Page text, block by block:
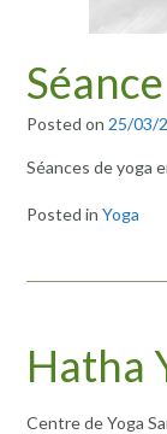
Posted on 25/03/
Séances de yoga
Posted in Yoga
Hatha
Centre de Yoga